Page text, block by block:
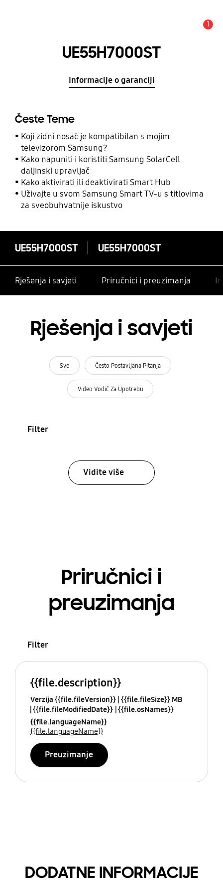
1
UE55H7000ST
Informacije o garanciji
Česte Teme
Koji zidni nosač je kompatibilan s mojim
televizorom Samsung?
Kako napuniti i koristiti Samsung SolarCell
daljinski upravljač
Kako aktivirati ili deaktivirati Smart Hub
Uživajte u svom Samsung Smart TV-u s titlovima
za sveobuhvatnije iskustvo
UE55H7000ST UE55H7000ST
Rješenja i savjeti Priručnici i preuzimanja
Rješenja i savjeti
Sve Često Postavljana Pitanja
Video Vodič Za Upotrebu
Filter
Vidite više
Priručnici i
preuzimanja
Filter
{{file.description}}
Verzija {{file.fileVersion}} {{file.fileSize}} MB
{{file.fileModifiedDate}} {{file.osNames}}
{{file.languageName}}
{{file.languageName}}
Preuzimanje
DODATNE INFORMACIJE